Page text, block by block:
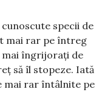
specii de
mai rar pe întreg
mai îngrijorați de
să îl stopeze. Iată
mai rar întâlnite pe